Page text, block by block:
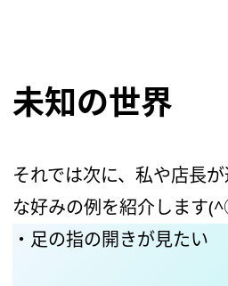
未知の世界
それでは次に、私や店長
な好みの例を紹介します
・足の指の開きが見たい